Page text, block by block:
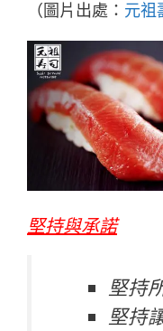
（圖片出處： 元祖
堅持與承諾
堅持
堅持